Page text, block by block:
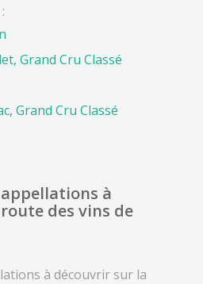
Grand Cru Classé
Grand Cru Classé
à
des vins de
à découvrir sur la